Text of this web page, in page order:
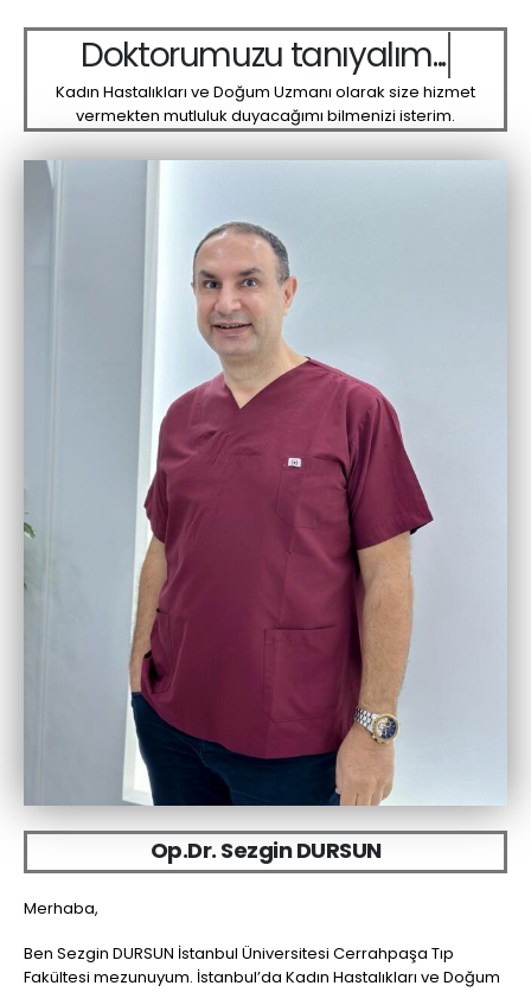
Doktorumuzu tanıyalım...
Kadın Hastalıkları ve Doğum Uzmanı olarak size hizmet
vermekten mutluluk duyacağımı bilmenizi isterim.
Op.Dr.Sezgin DURSUN
Merhaba,
Ben Sezgin DURSUN İstanbul Üniversitesi Cerrahpaşa Tıp
Fakültesi mezunuyum. İstanbul’da Kadın Hastalıkları ve Doğum